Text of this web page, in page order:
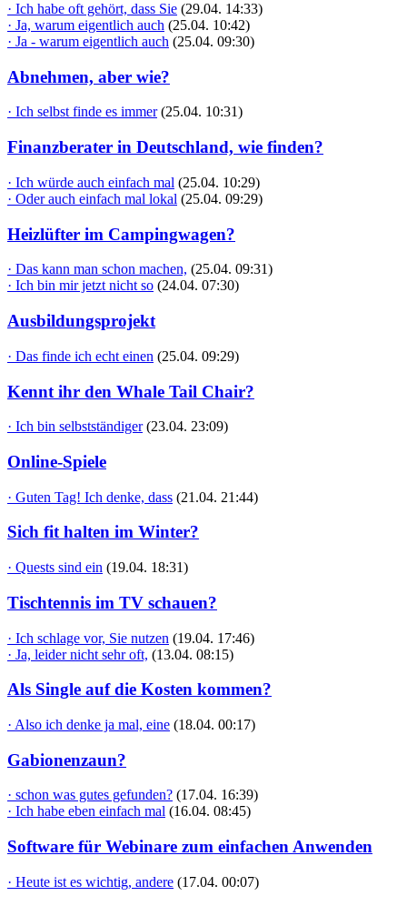
· Ich habe oft gehört, dass Sie (29.04. 14:33)
· Ja, warum eigentlich auch (25.04. 10:42)
· Ja - warum eigentlich auch (25.04. 09:30)
Abnehmen, aber wie?
· Ich selbst finde es immer (25.04. 10:31)
Finanzberater in Deutschland, wie finden?
· Ich würde auch einfach mal (25.04. 10:29)
· Oder auch einfach mal lokal (25.04. 09:29)
Heizlüfter im Campingwagen?
· Das kann man schon machen, (25.04. 09:31)
· Ich bin mir jetzt nicht so (24.04. 07:30)
Ausbildungsprojekt
· Das finde ich echt einen (25.04. 09:29)
Kennt ihr den Whale Tail Chair?
· Ich bin selbstständiger (23.04. 23:09)
Online-Spiele
· Guten Tag! Ich denke, dass (21.04. 21:44)
Sich fit halten im Winter?
· Quests sind ein (19.04. 18:31)
Tischtennis im TV schauen?
· Ich schlage vor, Sie nutzen (19.04. 17:46)
· Ja, leider nicht sehr oft, (13.04. 08:15)
Als Single auf die Kosten kommen?
· Also ich denke ja mal, eine (18.04. 00:17)
Gabionenzaun?
· schon was gutes gefunden? (17.04. 16:39)
· Ich habe eben einfach mal (16.04. 08:45)
Software für Webinare zum einfachen Anwenden
· Heute ist es wichtig, andere (17.04. 00:07)